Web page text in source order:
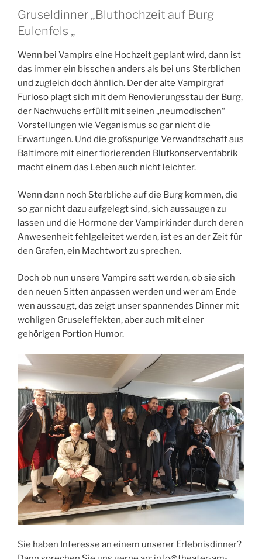
Gruseldinner „Bluthochzeit auf Burg
Eulenfels „
Wenn bei Vampirs eine Hochzeit geplant wird, dann ist
das immer ein bisschen anders als bei uns Sterblichen
und zugleich doch ähnlich. Der der alte Vampirgraf
Furioso plagt sich mit dem Renovierungsstau der Burg,
der Nachwuchs erfüllt mit seinen „neumodischen“
Vorstellungen wie Veganismus so gar nicht die
Erwartungen. Und die großspurige Verwandtschaft aus
Baltimore mit einer florierenden Blutkonservenfabrik
macht einem das Leben auch nicht leichter.
Wenn dann noch Sterbliche auf die Burg kommen, die
so gar nicht dazu aufgelegt sind, sich aussaugen zu
lassen und die Hormone der Vampirkinder durch deren
Anwesenheit fehlgeleitet werden, ist es an der Zeit für
den Grafen, ein Machtwort zu sprechen.
Doch ob nun unsere Vampire satt werden, ob sie sich
den neuen Sitten anpassen werden und wer am Ende
wen aussaugt, das zeigt unser spannendes Dinner mit
wohligen Gruseleffekten, aber auch mit einer
gehörigen Portion Humor.
Sie haben Interesse an einem unserer Erlebnisdinner?